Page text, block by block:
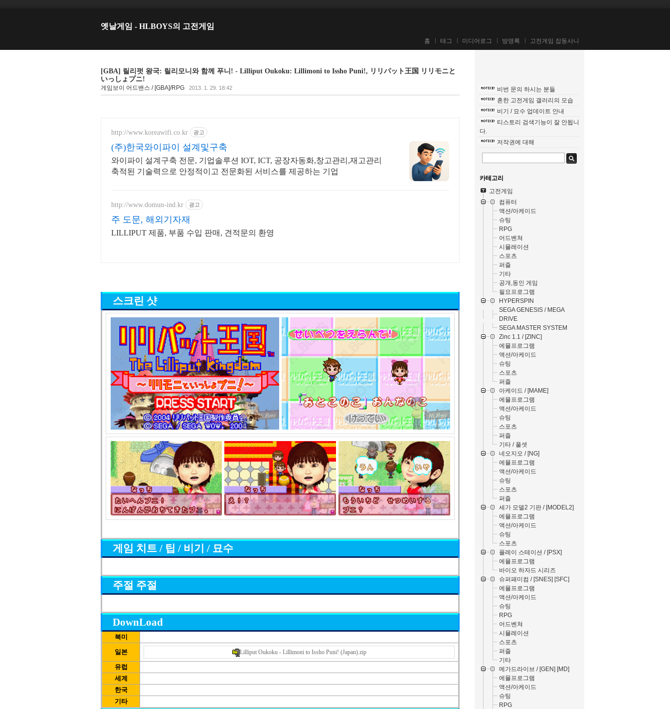
옛날게임 - HLBOYS의 고전게임
홈 태그 미디어로그 방명록 고전게임 잡동사니
[GBA] 릴리펏 왕국: 릴리모니와 함께 푸니! - Lilliput Oukoku: Lillimoni to Issho Puni!, リリパット王国 リリモニと
いっしょプニ!
게임보이 어드밴스 / [GBA]/RPG 2013. 1. 29. 18:42
http://www.koreawifi.co.kr 광고
(주)한국와이파이 설계및구축
와이파이 설계구축 전문, 기업솔루션 IOT, ICT, 공장자동화,창고관리,재고관리
축적된 기술력으로 안정적이고 전문화된 서비스를 제공하는 기업
http://www.domun-ind.kr 광고
주 도문, 해외기자재
LILLIPUT 제품, 부품 수입 판매, 견적문의 환영
스크린 샷
게임 치트 / 팁 / 비기 / 묘수
주절 주절
DownLoad
북미
일본
Lilliput Oukoku - Lillimoni to Issho Puni! (Japan).zip
유럽
세계
한국
기타
비번 문의 하시는 분들
흔한 고전게임 갤러리의 모습
비기 / 묘수 업데이트 안내
티스토리 검색기능이 잘 안됩니
다.
저작권에 대해
카테고리
고전게임
컴퓨터
액션/아케이드
슈팅
RPG
어드벤쳐
시뮬레이션
스포츠
퍼즐
기타
공개,동인 게임
필요프로그램
HYPERSPIN
SEGA GENESIS / MEGA
DRIVE
SEGA MASTER SYSTEM
Zinc 1.1 / [ZINC]
에뮬프로그램
액션/아케이드
슈팅
스포츠
퍼즐
아케이드 / [MAME]
에뮬프로그램
액션/아케이드
슈팅
스포츠
퍼즐
기타 / 풀셋
네오지오 / [NG]
에뮬프로그램
액션/아케이드
슈팅
스포츠
퍼즐
세가 모델2 기판 / [MODEL2]
에뮬프로그램
액션/아케이드
슈팅
스포츠
플레이 스테이션 / [PSX]
에뮬프로그램
바이오 하자드 시리즈
슈퍼패미컴 / [SNES] [SFC]
에뮬프로그램
액션/아케이드
슈팅
RPG
어드벤쳐
시뮬레이션
스포츠
퍼즐
기타
메가드라이브 / [GEN] [MD]
에뮬프로그램
액션/아케이드
슈팅
RPG